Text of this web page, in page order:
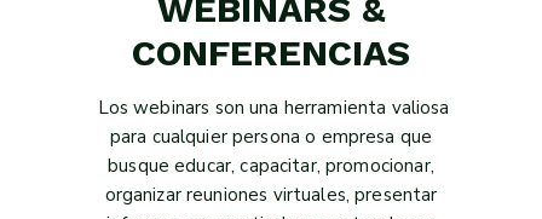
WEBINARS &
CONFERENCIAS
Los webinars son una herramienta valiosa
para cualquier persona o empresa que
busque educar, capacitar, promocionar,
organizar reuniones virtuales, presentar